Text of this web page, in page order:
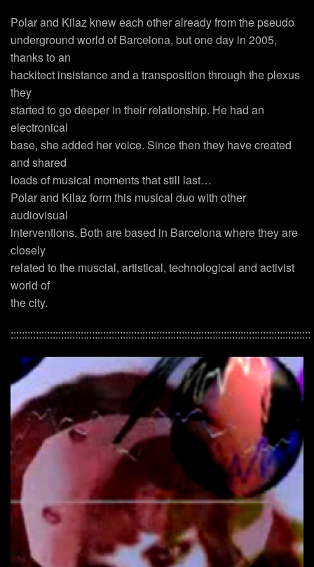
Polar and Kilaz knew each other already from the pseudo
underground world of Barcelona, but one day in 2005,
thanks to an
hackitect insistance and a transposition through the plexus
they
started to go deeper in their relationship. He had an
electronical
base, she added her voice. Since then they have created
and shared
loads of musical moments that still last…
Polar and Kilaz form this musical duo with other
audiovisual
interventions. Both are based in Barcelona where they are
closely
related to the muscial, artistical, technological and activist
world of
the city.
:::::::::::::::::::::::::::::::::::::::::::::::::::::::::::::::::::::::::::::::::::::::::::::::::::::::::::